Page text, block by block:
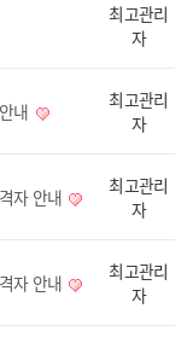
최고관리
자
내
최고관리
자
자 안내
최고관리
자
자 안내
최고관리
자